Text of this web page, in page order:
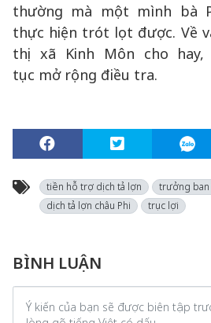
thường mà một mình bà
thực hiện trót lọt được. Về
thị xã Kinh Môn cho
tục mở rộng điều tra.
tiền hỗ trợ dịch tả lợn trưởng ban
dịch tả lợn châu Phi
trục lợi
BÌNH LUẬN